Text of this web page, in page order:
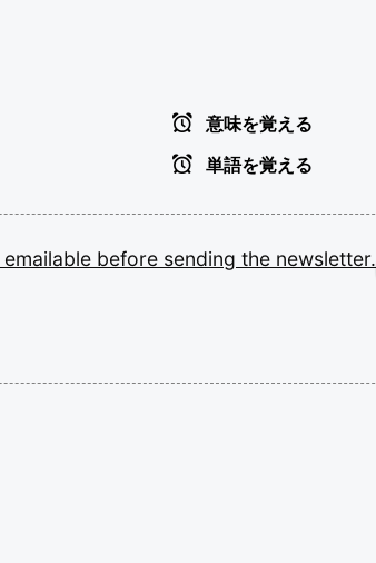
意味を覚える
単語を覚える
emailable before sending the newsletter.